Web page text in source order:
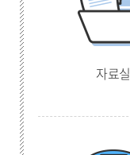
자료실